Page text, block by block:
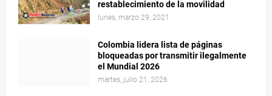
restablecimiento de la movilidad
lunes, marzo 29, 2021
Colombia lidera lista de páginas
bloqueadas por transmitir ilegalmente
el Mundial 2026
martes, julio 21, 2026